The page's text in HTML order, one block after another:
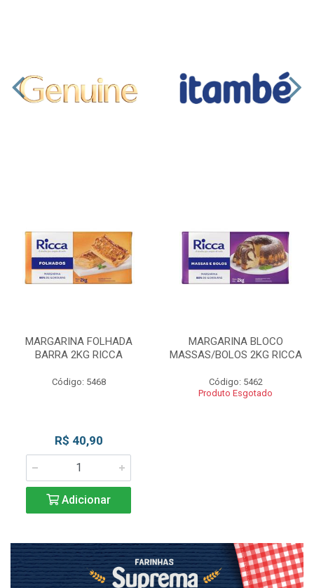
MARGARINA FOLHADA
BARRA 2KG RICCA
Código: 5468
R$ 40,90
Adicionar
MARGARINA BLOCO
MASSAS/BOLOS 2KG RICCA
Código: 5462
Produto Esgotado